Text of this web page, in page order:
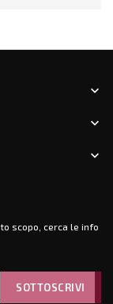
keyboard_arrow_down
keyboard_arrow_down
keyboard_arrow_down
scopo, cerca le info